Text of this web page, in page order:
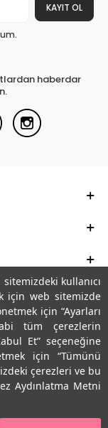
kullanıcı
için web sitemizde
için “Ayarları
tüm çerezlerin
Et” seçeneğine
için “Tümünü
çerezleri ve bu
Aydınlatma Metni
KAYIT OL
haberdar